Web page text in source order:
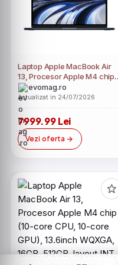
Laptop Apple MacBook Air
13, Procesor Apple M4 chip
(10-core CPU, 10-core GPU),
13.6inch WQXGA, 24GB, 1TB,
layout INT, Mac OS
(Albastru)
evomag.ro
Actualizat in 24/07/2026
7999.99 Lei
Vezi oferta